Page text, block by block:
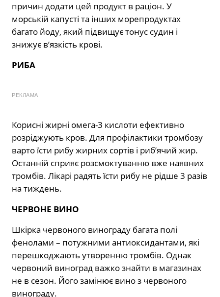
причин додати цей продукт в раціон. У
морській капусті та інших морепродуктах
багато йоду, який підвищує тонус судин і
знижує в’язкість крові.
РИБА
РЕКЛАМА
Корисні жирні омега-3 кислоти ефективно
розріджують кров. Для профілактики тромбозу
варто їсти рибу жирних сортів і риб’ячий жир.
Останній сприяє розсмоктуванню вже наявних
тромбів. Лікарі радять їсти рибу не рідше 3 разів
на тиждень.
ЧЕРВОНЕ ВИНО
Шкірка червоного винограду багата полі
фенолами – потужними антиоксидантами, які
перешкоджають утворенню тромбів. Однак
червоний виноград важко знайти в магазинах
не в сезон. Його замінює вино з червоного
винограду.